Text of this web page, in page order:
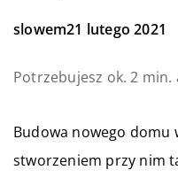
slowem21 lutego 2021
Potrzebujesz ok. 2
Budowa nowego domu
stworzeniem przy nim